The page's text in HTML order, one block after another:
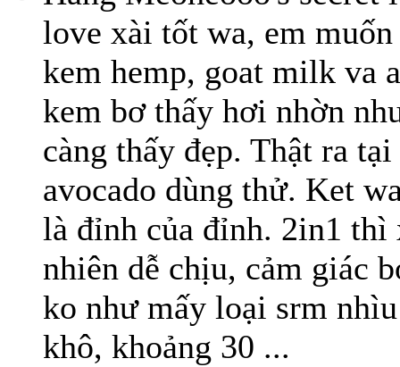
love xài tốt wa, em
kem hemp, goat milk va
kem bơ thấy hơi nhờn
càng thấy đẹp. Thật ra
avocado dùng thử. Ket
là đỉnh của đỉnh. 2in1
nhiên dễ chịu, cảm giác
ko như mấy loại srm
khô, khoảng 30 ...